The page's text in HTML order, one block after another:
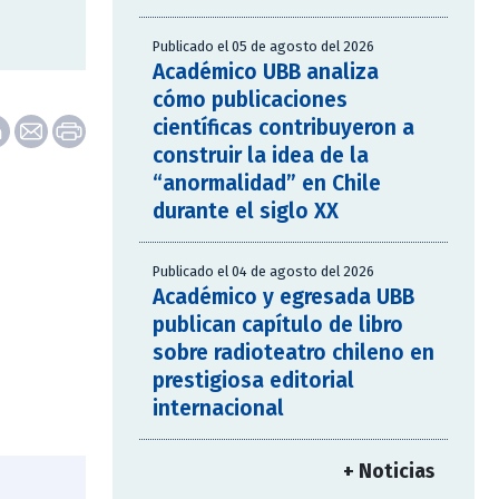
Publicado el 05 de agosto del 2026
Académico UBB analiza
cómo publicaciones
científicas contribuyeron a
construir la idea de la
“anormalidad” en Chile
durante el siglo XX
Publicado el 04 de agosto del 2026
Académico y egresada UBB
publican capítulo de libro
sobre radioteatro chileno en
prestigiosa editorial
internacional
+ Noticias